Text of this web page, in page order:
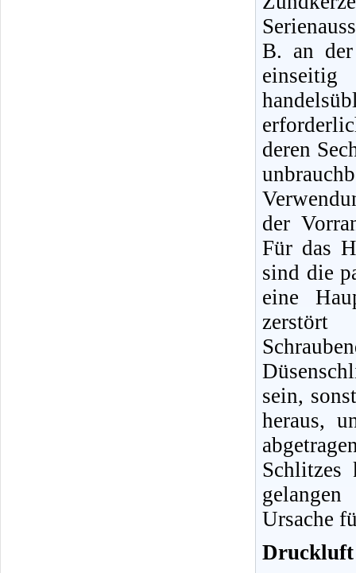
B. an
deren
der
Für das
sind die
eine
sein,
heraus,
Schlitzes
Ursache
Druckluft